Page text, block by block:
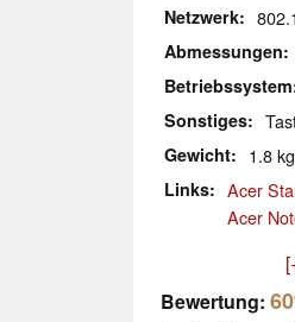
Netzwerk
Abmessungen
Betriebssystem
Sonstiges
Gewicht 1.8 kg
Links
Acer
Acer
Bewertung: